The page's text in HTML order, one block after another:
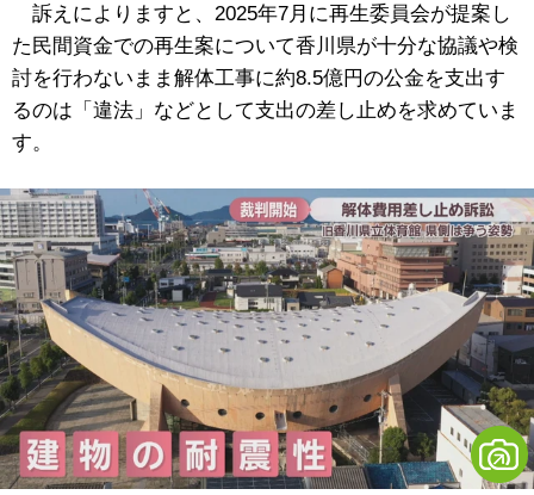
訴えによりますと、2025年7月に再生委員会が提案し
た民間資金での再生案について香川県が十分な協議や検
討を行わないまま解体工事に約8.5億円の公金を支出す
るのは「違法」などとして支出の差し止めを求めていま
す。